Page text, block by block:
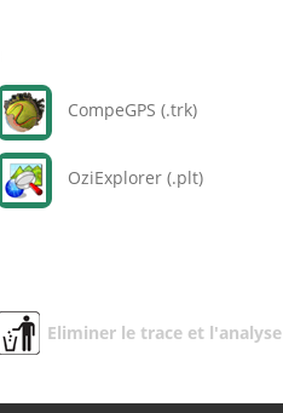
CompeGPS (.trk)
OziExplorer (.plt)
Eliminer le trace et l'analyse